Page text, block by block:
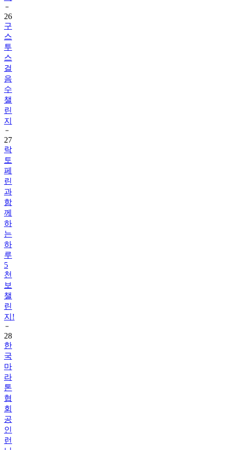
구
스
투
스
걸
음
수
챌
린
지
27
락
토
페
린
과
함
께
하
는
하
루
5
천
보
챌
린
지!
28
한
국
마
라
톤
협
회
공
인
런
닝
화